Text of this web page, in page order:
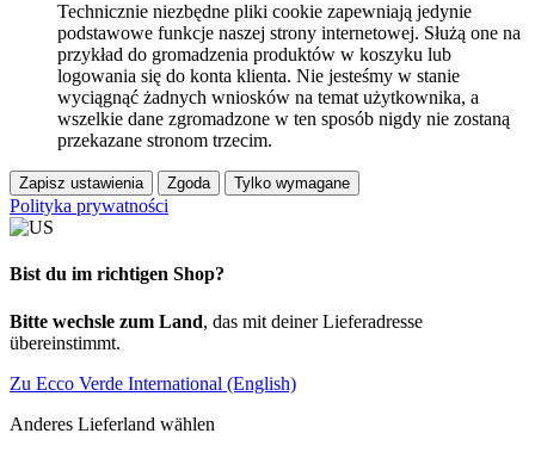
Technicznie niezbędne pliki cookie zapewniają jedynie
podstawowe funkcje naszej strony internetowej. Służą one na
przykład do gromadzenia produktów w koszyku lub
logowania się do konta klienta. Nie jesteśmy w stanie
wyciągnąć żadnych wniosków na temat użytkownika, a
wszelkie dane zgromadzone w ten sposób nigdy nie zostaną
przekazane stronom trzecim.
Zapisz ustawienia Zgoda Tylko wymagane
Polityka prywatności
Bist du im richtigen Shop?
Bitte wechsle zum Land, das mit deiner Lieferadresse
übereinstimmt.
Zu Ecco Verde International (English)
Anderes Lieferland wählen